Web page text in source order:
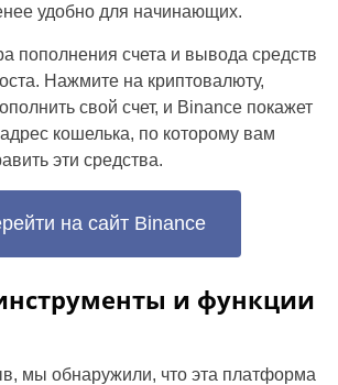
удобно для начинающих.
пополнения счета и вывода средств
Нажмите на криптовалюту,
свой счет, и Binance покажет
кошелька, по которому вам
эти средства.
на сайт Binance
и функции
мы обнаружили, что эта платформа